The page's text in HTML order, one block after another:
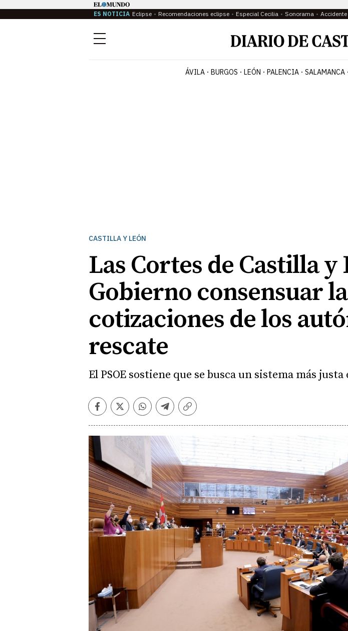
ES NOTICIA Eclipse Recomendaciones eclipse Especial Cecilia Sonorama
Menú
ÁVILA BURGOS LEÓN PALENCIA SALAMANCA
CASTILLA Y LEÓN
Las Cortes de Castilla
Gobierno consensuar
cotizaciones de los
rescate
El PSOE sostiene que se busca un sistema más
Facebook
TwitterWhatsapp
Telegram
Copiar